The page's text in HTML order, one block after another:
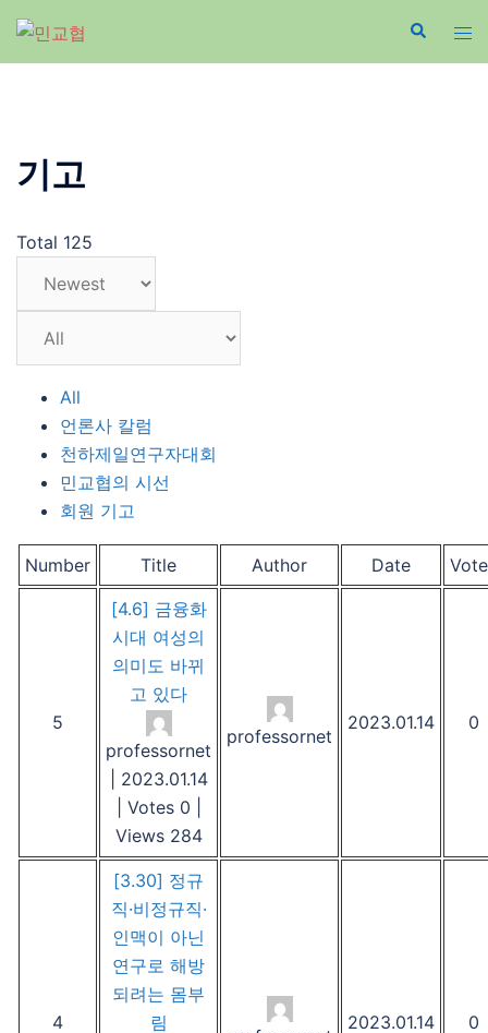
Skip
content
기고
Total 125
All
언론사 칼럼
천하제일연구자대회
민교협의 시선
회원 기고
Number Title Author Date
5
[4.6] 금융화
시대 여성의
의미도 바뀌
고 있다
professornet
2023.01.14
Votes 0
Views 284
professornet
2023.01.14 0
4
[3.30] 정규
직·비정규직·
인맥이 아닌
연구로 해방
되려는 몸부
림
2023.01.14 0